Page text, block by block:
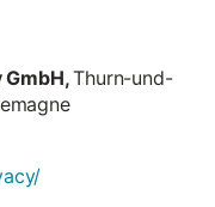
GmbH,Thurn-und-